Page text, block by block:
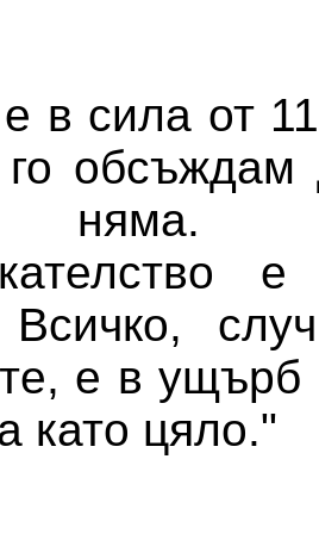
в сила от
го
Всичко,
е в ущърб
като цяло."